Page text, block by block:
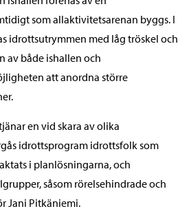
som allaktivitetsarenan byggs. I
idrottsutrymmen med låg tröskel och
av både ishallen och
att anordna större
en vid skara av olika
idrottsprogram idrottsfolk som
i planlösningarna, och
såsom rörelsehindrade och
Jani Pitkäniemi.